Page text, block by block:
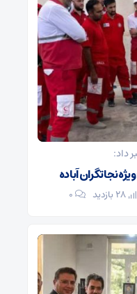
داد:
نجاتگران آباده
۰